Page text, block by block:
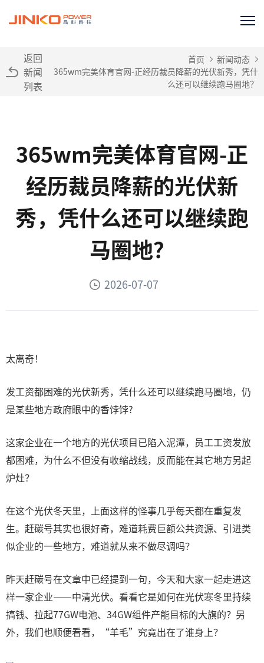
返回
新闻
列表
首页
新闻动态
365wm完美体育官网-正经历裁员降薪的光伏新秀，凭什
么还可以继续跑马圈地？
365wm完美体育官网-正
经历裁员降薪的光伏新
秀，凭什么还可以继续跑
马圈地？
2026-07-07
太离奇！
发工资都困难的光伏新秀，凭什么还可以继续跑马圈地，仍
是某些地方政府眼中的香饽饽?
这家企业在一个地方的光伏项目已陷入泥潭，员工工资发放
都困难，为什么不但没有收缩战线，反而能在其它地方另起
炉灶？
在这个光伏冬天里，上面这样的怪事几乎每天都在重复发
生。赶碳号其实也很好奇，难道耗费巨额公共资源、引进类
似企业的一些地方，难道就从来不做尽调吗？
昨天赶碳号在文章中已经提到一句，今天和大家一起走进这
样一家企业——中清光伏。看看它是如何在光伏寒冬里持续
搞钱、拉起77GW电池、34GW组件产能目标的大旗的？另
外，我们也顺便看看，“羊毛”究竟出在了谁身上？